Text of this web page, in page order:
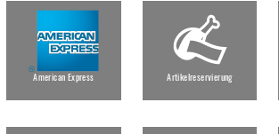
American Express Artikelreservierung